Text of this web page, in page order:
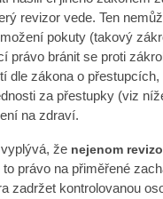
revizor vede. Ten
pokuty (takový
právo bránit se proti
dle zákona o
za přestupky (viz
na zdraví.
že nejenom
to právo na přiměřené
zadržet kontrolovanou